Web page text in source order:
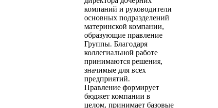
компаний и руководители
основных подразделений
материнской компании,
образующие правление
Группы. Благодаря
коллегиальной работе
принимаются решения,
значимые для всех
предприятий.
Правление формирует
бюджет компании в
целом, принимает базовые